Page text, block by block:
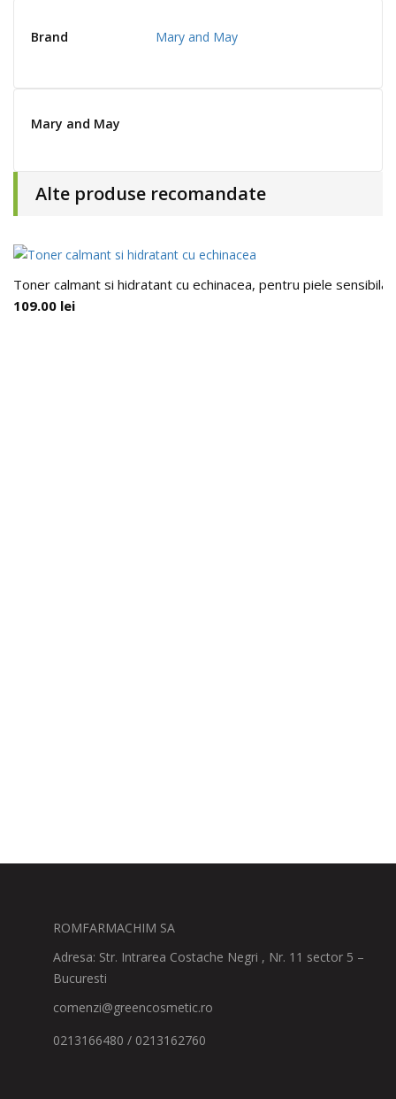
Brand Mary and May
Mary and May
Alte produse recomandate
Toner calmant si hidratant cu echinacea, pentru piele
109.00 lei
ROMFARMACHIM SA
Adresa: Str. Intrarea Costache Negri , Nr. 11 sector 5 –
Bucuresti
comenzi@greencosmetic.ro
0213166480 / 0213162760